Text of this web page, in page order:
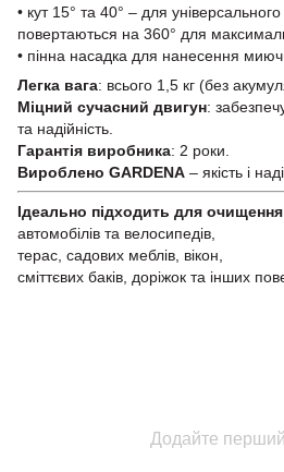
• кут 15° та 40° – для
повертаються на 360° для
• пінна насадка для нанесення
Легка вага: всього 1,5 кг (без
Міцний сучасний двигун:
та надійність.
Гарантія виробника: 2 роки.
Вироблено GARDENA – якість і
Ідеально підходить для очищення
автомобілів та велосипедів,
терас, садових меблів, вікон,
сміттєвих баків, доріжок та інших
Додайте перший